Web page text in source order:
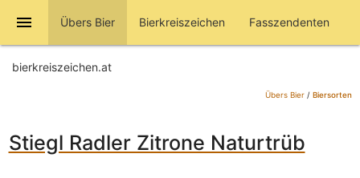
menu Übers Bier Bierkreiszeichen Fasszendenten
bierkreiszeichen.at
Übers Bier/ Biersorten
Stiegl Radler Zitrone Naturtrüb